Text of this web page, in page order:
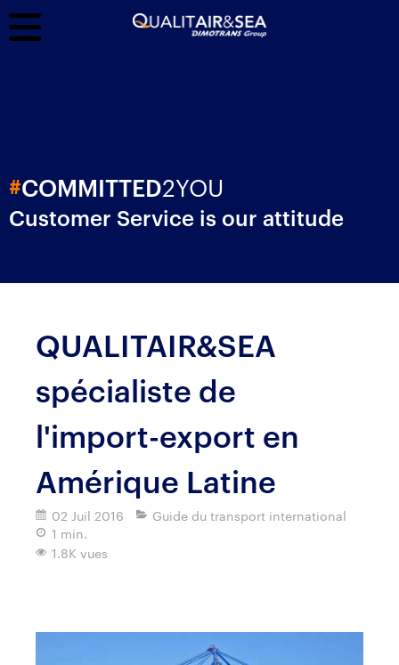
#COMMITTED2YOU
Customer Service is our attitude
QUALITAIR&SEA
spécialiste de
l'import-export en
Amérique Latine
02 Juil 2016
Guide du transport international
1 min.
1.8K vues